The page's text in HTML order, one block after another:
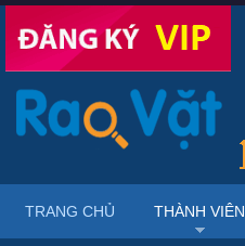
TRANG CHỦ THÀNH VIÊN